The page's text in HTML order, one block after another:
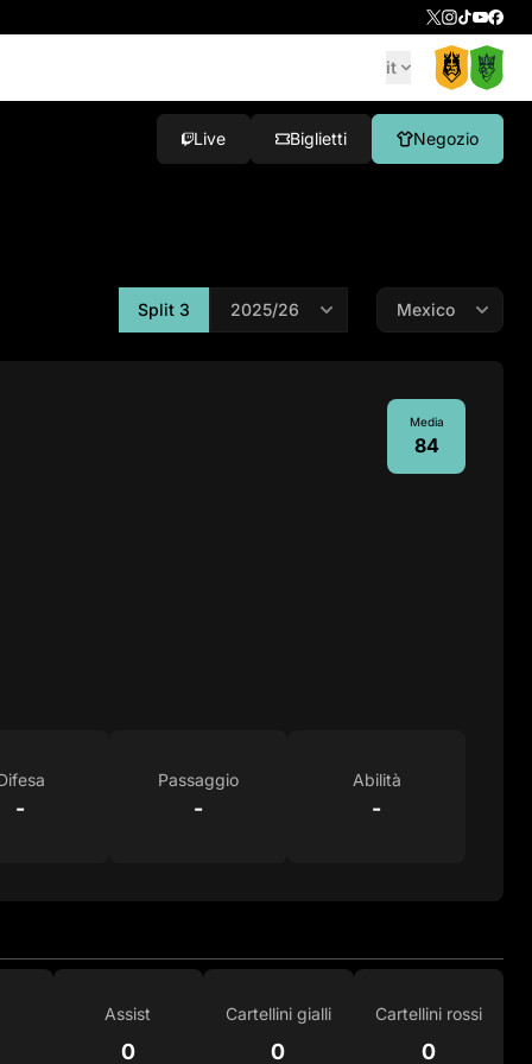
it
Live Biglietti Negozio
Split 3
Media
84
-
Passaggio
-
Abilità
-
Assist
0
Cartellini gialli
0
Cartellini rossi
0